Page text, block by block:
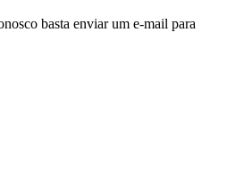
basta enviar um e-mail para